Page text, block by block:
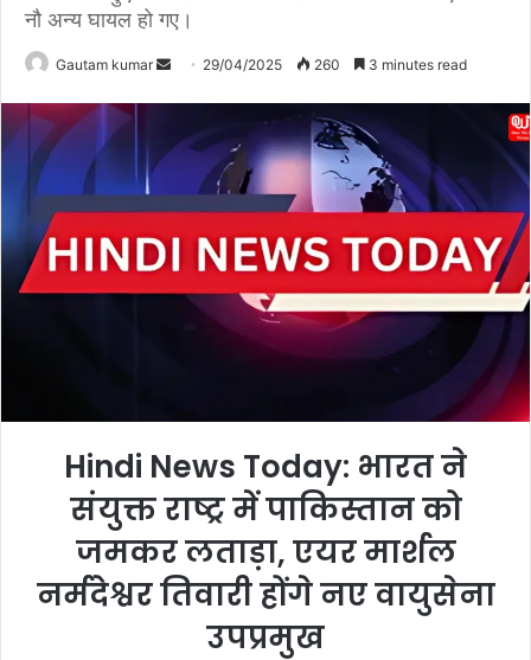
नौ अन्य घायल हो गए।
Gautam kumar
d
e
a
29/04/2025 260 3 minutes read
Hindi News Today: भारत ने
संयुक्त राष्ट्र में पाकिस्तान को
जमकर लताड़ा, एयर मार्शल
नर्मदेश्वर तिवारी होंगे नए वायुसेना
उपप्रमुख